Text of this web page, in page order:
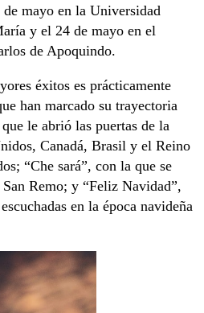
de mayo en la Universidad
y el 24 de mayo en el
de Apoquindo.
éxitos es prácticamente
han marcado su trayectoria
le abrió las puertas de la
Canadá, Brasil y el Reino
“Che sará”, con la que se
Remo; y “Feliz Navidad”,
en la época navideña